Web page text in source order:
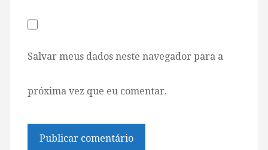
Salvar meus dados neste navegador para a
próxima vez que eu comentar.